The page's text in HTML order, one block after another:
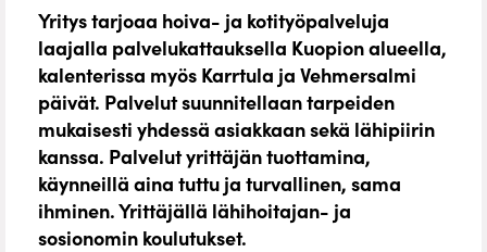
Yritys tarjoaa hoiva- ja kotityöpalveluja
laajalla palvelukattauksella Kuopion alueella,
kalenterissa myös Karrtula ja Vehmersalmi
päivät. Palvelut suunnitellaan tarpeiden
mukaisesti yhdessä asiakkaan sekä lähipiirin
kanssa. Palvelut yrittäjän tuottamina,
käynneillä aina tuttu ja turvallinen, sama
ihminen. Yrittäjällä lähihoitajan- ja
sosionomin koulutukset.